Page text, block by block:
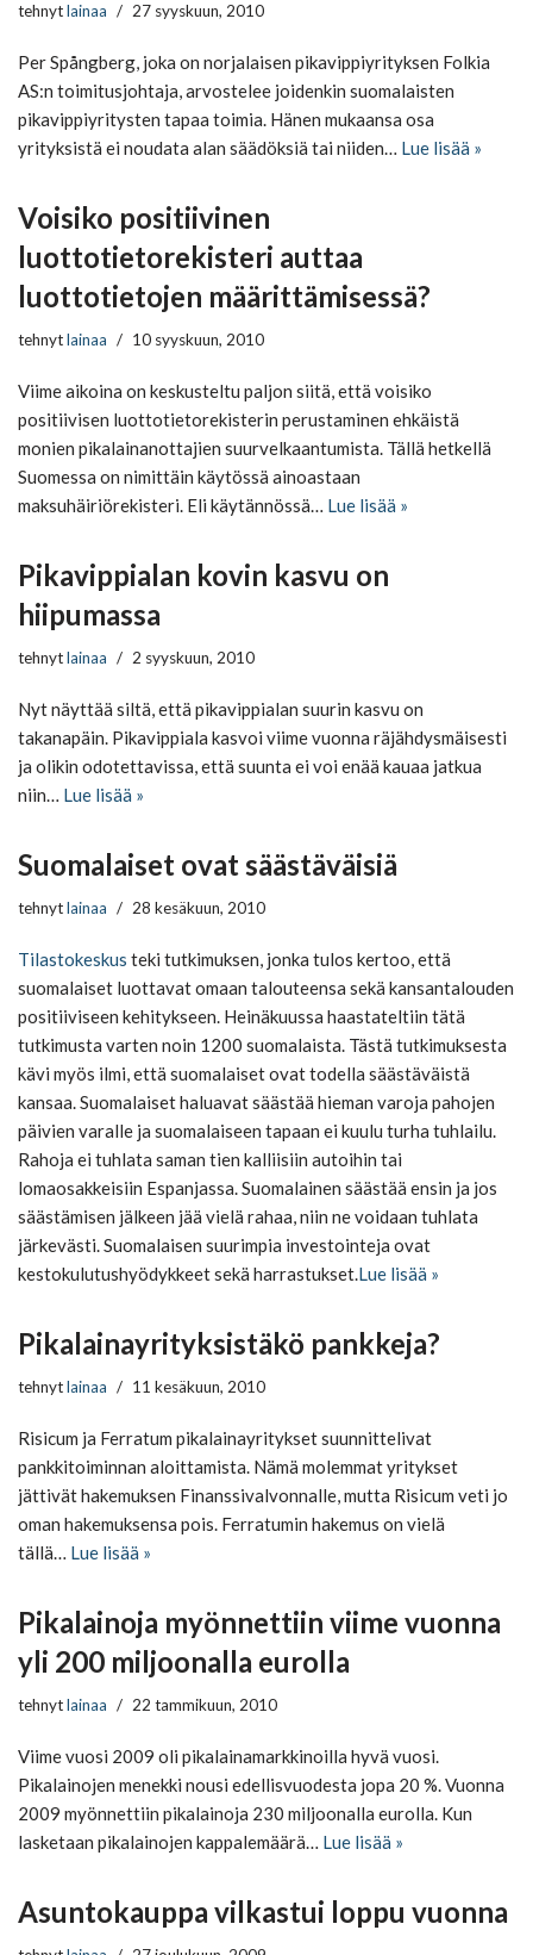
tehnytlainaa 27 syyskuun, 2010
Per Spångberg, joka on norjalaisen pikavippiyrityksen Folkia
AS:n toimitusjohtaja, arvostelee joidenkin suomalaisten
pikavippiyritysten tapaa toimia. Hänen mukaansa osa
yrityksistä ei noudata alan säädöksiä tai niiden… Lue lisää »
Voisiko positiivinen
luottotietorekisteri auttaa
luottotietojen määrittämisessä?
tehnytlainaa 10 syyskuun, 2010
Viime aikoina on keskusteltu paljon siitä, että voisiko
positiivisen luottotietorekisterin perustaminen ehkäistä
monien pikalainanottajien suurvelkaantumista. Tällä hetkellä
Suomessa on nimittäin käytössä ainoastaan
maksuhäiriörekisteri. Eli käytännössä… Lue lisää »
Pikavippialan kovin kasvu on
hiipumassa
tehnytlainaa 2 syyskuun, 2010
Nyt näyttää siltä, että pikavippialan suurin kasvu on
takanapäin. Pikavippiala kasvoi viime vuonna räjähdysmäisesti
ja olikin odotettavissa, että suunta ei voi enää kauaa jatkua
niin… Lue lisää »
Suomalaiset ovat säästäväisiä
tehnytlainaa 28 kesäkuun, 2010
Tilastokeskus teki tutkimuksen, jonka tulos kertoo, että
suomalaiset luottavat omaan talouteensa sekä kansantalouden
positiiviseen kehitykseen. Heinäkuussa haastateltiin tätä
tutkimusta varten noin 1200 suomalaista. Tästä tutkimuksesta
kävi myös ilmi, että suomalaiset ovat todella säästäväistä
kansaa. Suomalaiset haluavat säästää hieman varoja pahojen
päivien varalle ja suomalaiseen tapaan ei kuulu turha tuhlailu.
Rahoja ei tuhlata saman tien kalliisiin autoihin tai
lomaosakkeisiin Espanjassa. Suomalainen säästää ensin ja jos
säästämisen jälkeen jää vielä rahaa, niin ne voidaan tuhlata
järkevästi. Suomalaisen suurimpia investointeja ovat
kestokulutushyödykkeet sekä harrastukset.Lue lisää »
Pikalainayrityksistäkö pankkeja?
tehnytlainaa 11 kesäkuun, 2010
Risicum ja Ferratum pikalainayritykset suunnittelivat
pankkitoiminnan aloittamista. Nämä molemmat yritykset
jättivät hakemuksen Finanssivalvonnalle, mutta Risicum veti jo
oman hakemuksensa pois. Ferratumin hakemus on vielä
tällä… Lue lisää »
Pikalainoja myönnettiin viime vuonna
yli 200 miljoonalla eurolla
tehnytlainaa 22 tammikuun, 2010
Viime vuosi 2009 oli pikalainamarkkinoilla hyvä vuosi.
Pikalainojen menekki nousi edellisvuodesta jopa 20 %. Vuonna
2009 myönnettiin pikalainoja 230 miljoonalla eurolla. Kun
lasketaan pikalainojen kappalemäärä… Lue lisää »
Asuntokauppa vilkastui loppu vuonna